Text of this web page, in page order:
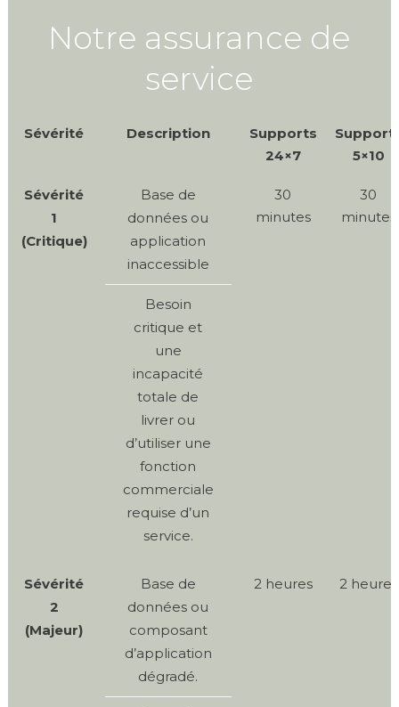
Notre assurance de
service
Sévérité Description
Supports
24×7
5×10
Sévérité
1
(Critique)
Base de
données ou
application
inaccessible
Besoin
critique et
une
incapacité
totale de
livrer ou
d’utiliser une
fonction
commerciale
requise d’un
service.
30
minutes
30
minutes
Sévérité
2
(Majeur)
Base de
données ou
composant
d’application
dégradé.
2 heures 2 heures